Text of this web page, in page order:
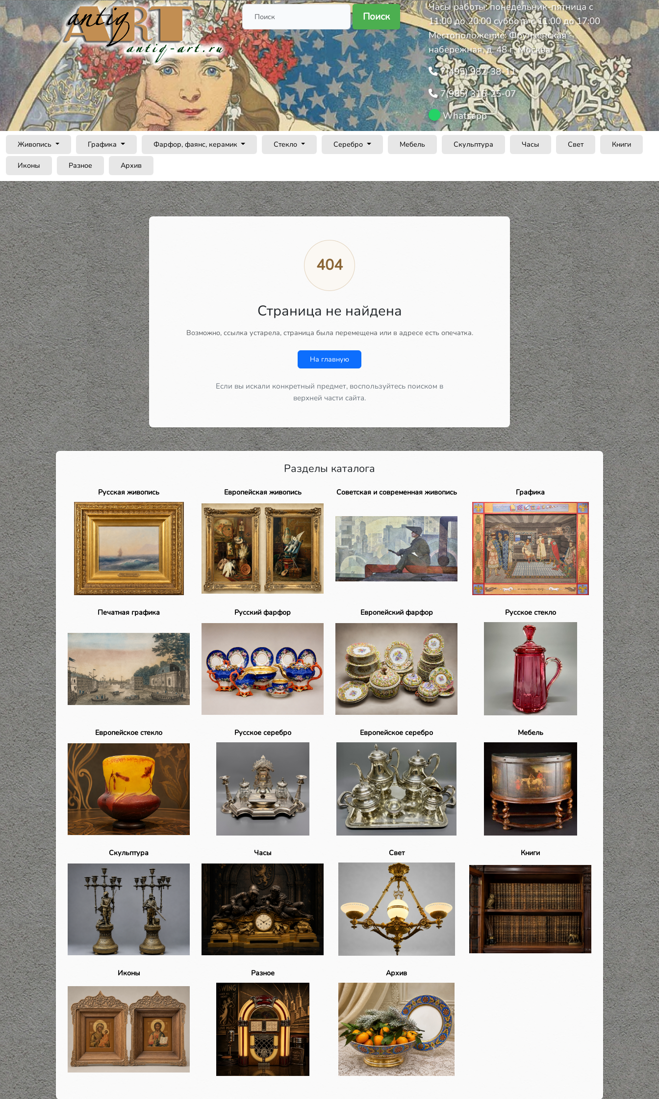
Поиск
Часы работы: понедельник-пятница с
11:00 до 20:00 суббота с 11:00 до 17:00
Местоположение: Фрунзенская
набережная, д. 48 г. Москва
7(495) 982-38-11
7(985) 316-25-07
Whatsapp
Живопись Графика Фарфор, фаянс, керамик Стекло Серебро Мебель Скульптура Часы Свет Книги
Иконы Разное Архив
404
Страница не найдена
Возможно, ссылка устарела, страница была перемещена или в адресе есть опечатка.
На главную
Если вы искали конкретный предмет, воспользуйтесь поиском в
верхней части сайта.
Разделы каталога
Русская живопись Европейская живопись Советская и современная живопись Графика
Печатная графика Русский фарфор Европейский фарфор Русское стекло
Европейское стекло Русское серебро Европейское серебро Мебель
Скульптура Часы Свет Книги
Иконы Разное Архив